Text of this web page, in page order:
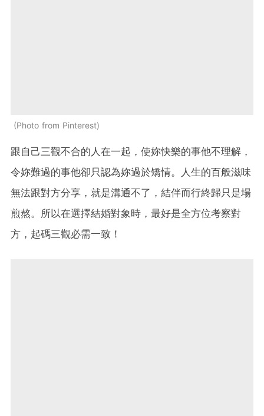
Photo from Pinterest
跟自己三觀不合的人在一起，使妳快樂的事他不理解，
令妳難過的事他卻只認為妳過於矯情。人生的百般滋味
無法跟對方分享，就是溝通不了，結伴而行終歸只是場
煎熬。所以在選擇結婚對象時，最好是全方位考察對
方，起碼三觀必需一致！